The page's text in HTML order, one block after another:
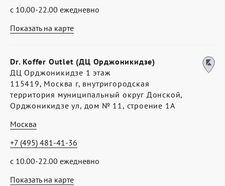
Показать на карте
с 10.00-22.00 ежедневно
Показать на карте
Dr. Koffer Outlet (ДЦ Орджоникидзе)
ДЦ Орджоникидзе 1 этаж
115419, Москва г, внутригородская
территория муниципальный округ Донской,
Орджоникидзе ул, дом № 11, строение 1А
Москва
с 10.00-22.00 ежедневно
+7 (495) 481-41-36